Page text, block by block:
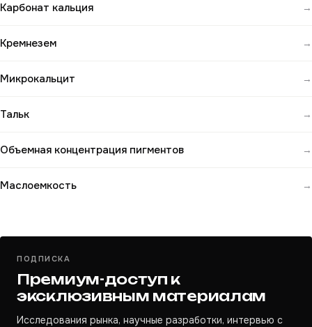
Карбонат кальция →
Кремнезем →
Микрокальцит →
Тальк →
Объемная концентрация пигментов →
Маслоемкость →
ПОДПИСКА
Премиум-доступ к
эксклюзивным материалам
Исследования рынка, научные разработки, интервью с